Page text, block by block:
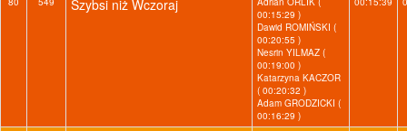
Szybsi niż Wczoraj
00:15:29 )
Dawid ROMIŃSKI (
00:20:55 )
Nesrin YILMAZ (
00:19:00 )
Katarzyna KACZOR
( 00:20:32 )
Adam GRODZICKI (
00:16:29 )